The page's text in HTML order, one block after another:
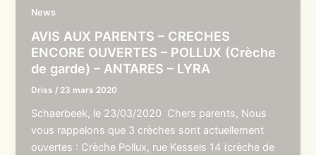
News
AVIS AUX PARENTS – CRECHES
ENCORE OUVERTES – POLLUX (Crèche
de garde) – ANTARES – LYRA
Driss / 23 mars 2020
Schaerbeek, le 23/03/2020 Chers parents, Nous
vous rappelons que 3 crèches sont actuellement
ouvertes : Crèche Pollux, rue Kessels 14 (crèche de